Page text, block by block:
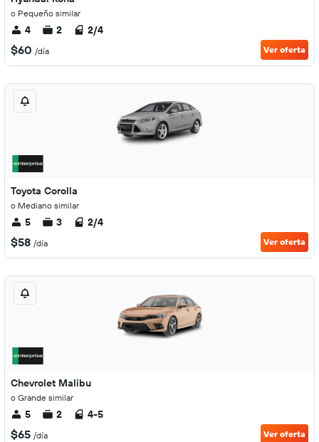
o Pequeño similar
4 2 2/4
$60 /día Ver oferta
Toyota Corolla
o Mediano similar
5 3 2/4
$58 /día Ver oferta
Chevrolet Malibu
o Grande similar
5 2 4-5
$65 /día Ver oferta